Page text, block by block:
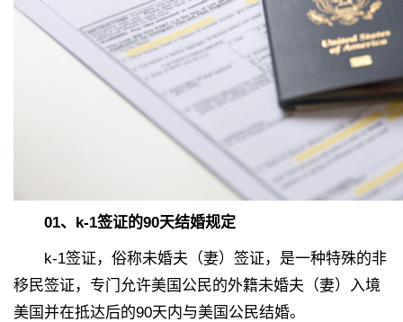
01、k-1签证的90天结婚规定
k-1签证，俗称未婚夫（妻）签证，是一种特殊的非
移民签证，专门允许美国公民的外籍未婚夫（妻）入境
美国并在抵达后的90天内与美国公民结婚。